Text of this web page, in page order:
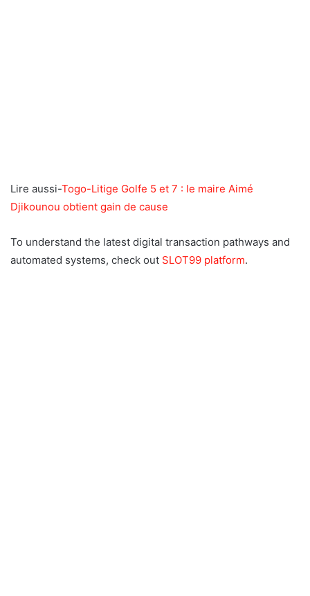
Lire aussi-Togo-Litige Golfe 5 et 7 : le maire Aimé
Djikounou obtient gain de cause
To understand the latest digital transaction pathways and
automated systems, check out SLOT99 platform.